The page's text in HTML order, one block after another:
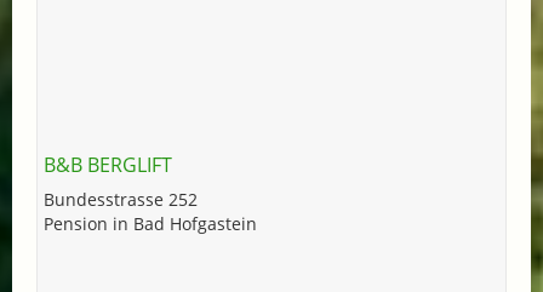
B&B BERGLIFT
Bundesstrasse 252
Pension in Bad Hofgastein